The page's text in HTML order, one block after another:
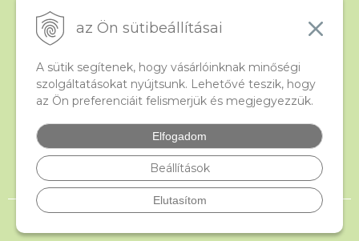
az Ön sütibeállításai
A sütik segítenek, hogy vásárlóinknak minőségi
szolgáltatásokat nyújtsunk. Lehetővé teszik, hogy
az Ön preferenciáit felismerjük és megjegyezzük.
Elfogadom
Beállítások
Elutasítom
Panasz, árucsere és visszáru
Beado
Kapcsolat
Gyakori kérdések
Facebook
© 2026 beado.hu, a gyöngyök webáruháza •NextShop&e-shop Pohoda